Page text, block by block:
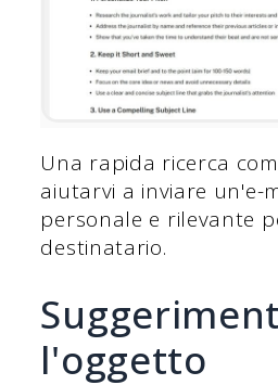
Una rapida ricerca
aiutarvi a inviare un'e-
personale e rilevante
destinatario.
l'oggetto